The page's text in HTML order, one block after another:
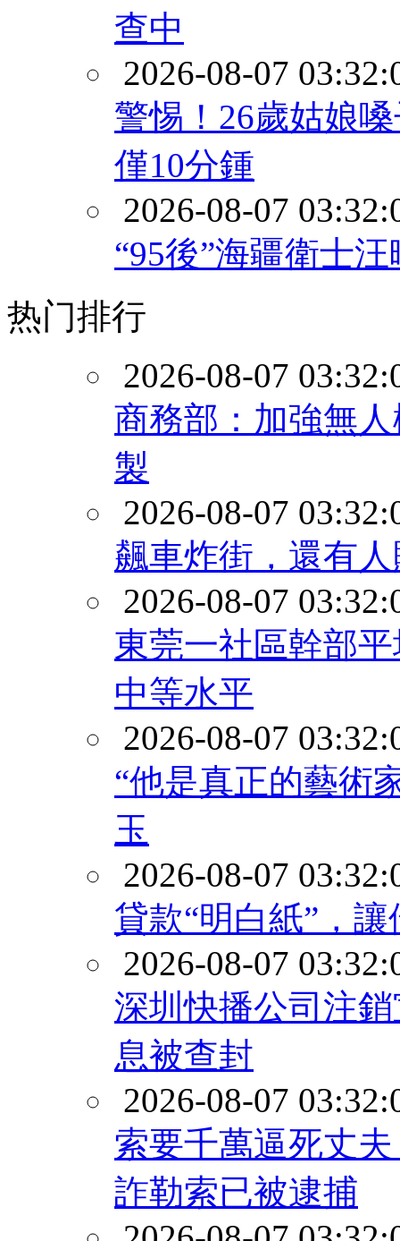
查中
2026-08-07
警惕！26歲姑娘
僅10分鍾
2026-08-07
“95後”海疆衛士
热门排行
2026-08-07
商務部：加強無
製
2026-08-07
飆車炸街，還有
2026-08-07
東莞一社區幹部
中等水平
2026-08-07
“他是真正的藝術
玉
2026-08-07
貸款“明白紙”，
2026-08-07
深圳快播公司注
息被查封
2026-08-07
索要千萬逼死丈
詐勒索已被逮捕